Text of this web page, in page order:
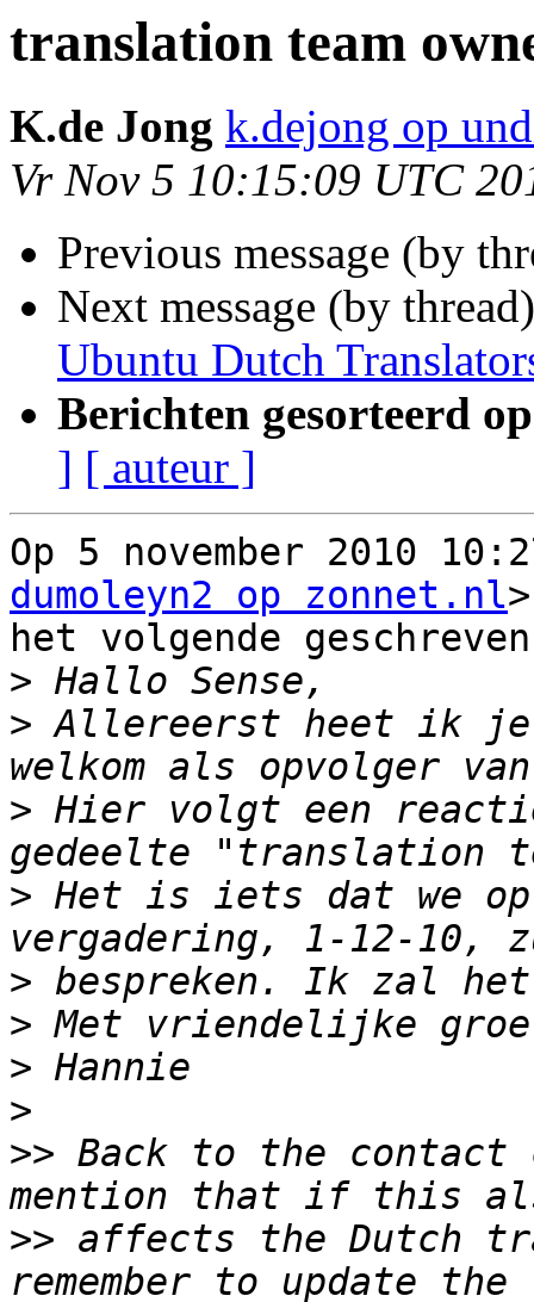
translation team
K.de Jong k.dejong op
Vr Nov 5 10:15:09 UTC
Previous message (by
Next message (by
Ubuntu Dutch
Berichten gesorteerd
] [ auteur ]
Op 5 november 2010
dumoleyn2 op zonnet.nl>
het volgende
>
> Allereerst heet ik je
> Hier volgt een
> Het is iets dat we op
>
>
>
>
>> Back to the contact
>> affects the Dutch